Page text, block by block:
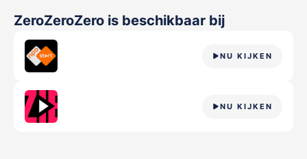
ZeroZeroZero is beschikbaar bij
NU KIJKEN
NU KIJKEN